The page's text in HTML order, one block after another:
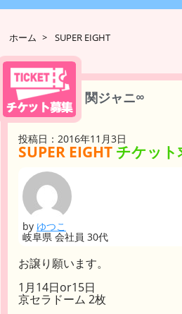
ホーム > SUPER EIGHT
関ジャニ∞
投稿日：2016年11月3日
SUPER EIGHT チケット
by ゆつこ
岐阜県 会社員 30代
お譲り願います。
1月14日or15日
京セラドーム 2枚